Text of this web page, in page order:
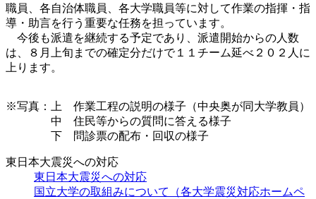
職員、各自治体職員、各大学職員等に対して作業の指揮・指
導・助言を行う重要な任務を担っています。
今後も派遣を継続する予定であり、派遣開始からの人数
は、８月上旬までの確定分だけで１１チーム延べ２０２人に
上ります。
※写真：上 作業工程の説明の様子（中央奥が同大学教員）
中 住民等からの質問に答える様子
下 問診票の配布・回収の様子
東日本大震災への対応
東日本大震災への対応
国立大学の取組みについて（各大学震災対応ホームペ